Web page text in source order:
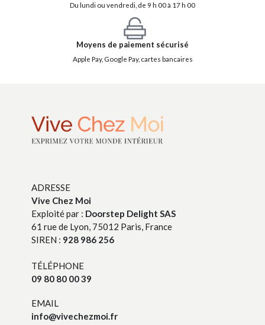
Du lundi ou vendredi, de 9 h 00 à 17 h 00
Moyens de paiement sécurisé
Apple Pay, Google Pay, cartes bancaires
ADRESSE
Vive Chez Moi
Exploité par : Doorstep Delight SAS
61 rue de Lyon, 75012 Paris, France
SIREN : 928 986 256
TÉLÉPHONE
09 80 80 00 39
EMAIL
info@vivechezmoi.fr